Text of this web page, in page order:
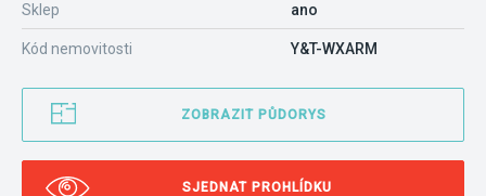
Sklep ano
Kód nemovitosti Y&T-WXARM
ZOBRAZIT PŮDORYS
SJEDNAT PROHLÍDKU